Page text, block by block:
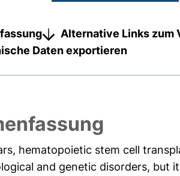
Alternative Links zum
Daten exportieren
hematopoietic stem cell
and genetic disorders, but